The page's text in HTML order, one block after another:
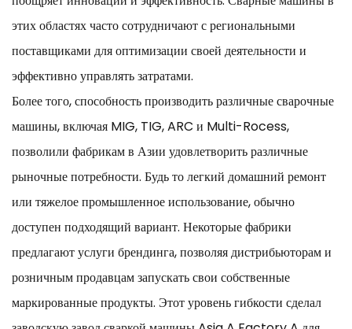
этих областях часто сотрудничают с региональными
поставщиками для оптимизации своей деятельности и
эффективно управлять затратами.
Более того, способность производить различные сварочные
машины, включая MIG, TIG, ARC и Multi-Rocess,
позволили фабрикам в Азии удовлетворить различные
рыночные потребности. Будь то легкий домашний ремонт
или тяжелое промышленное использование, обычно
доступен подходящий вариант. Некоторые фабрики
предлагают услуги брендинга, позволяя дистрибьюторам и
розничным продавцам запускать свои собственные
маркированные продукты. Этот уровень гибкости сделал